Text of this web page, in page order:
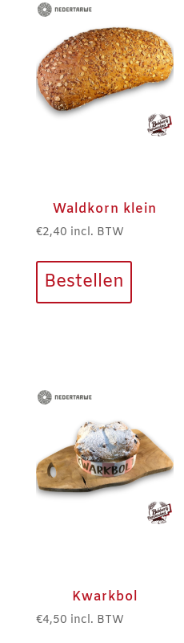
Waldkorn klein
€2,40 incl. BTW
Bestellen
Kwarkbol
€4,50 incl. BTW